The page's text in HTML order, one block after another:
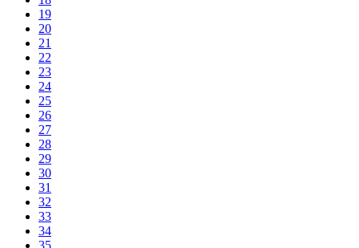
19
20
21
22
23
24
25
26
27
28
29
30
31
32
33
34
35